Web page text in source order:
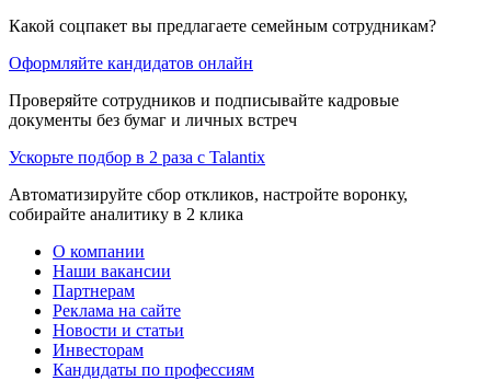
Какой соцпакет вы предлагаете семейным сотрудникам?
Оформляйте кандидатов онлайн
Проверяйте сотрудников и подписывайте кадровые
документы без бумаг и личных встреч
Ускорьте подбор в 2 раза с Talantix
Автоматизируйте сбор откликов, настройте воронку,
собирайте аналитику в 2 клика
О компании
Наши вакансии
Партнерам
Реклама на сайте
Новости и статьи
Инвесторам
Кандидаты по профессиям